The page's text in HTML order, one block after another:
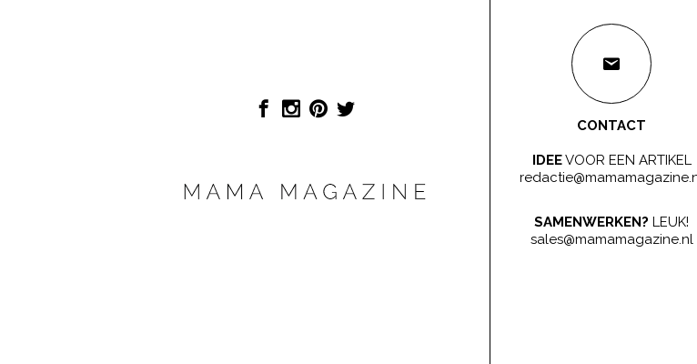
CONTACT
IDEEVOOR EEN ARTIKEL
SAMENWERKEN? LEUK!
sales@mamamagazine.nl